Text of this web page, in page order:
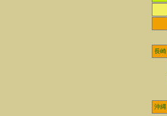
長崎
沖縄